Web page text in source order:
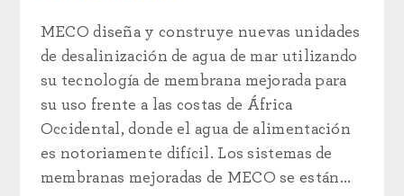
MECO diseña y construye nuevas unidades
de desalinización de agua de mar utilizando
su tecnología de membrana mejorada para
su uso frente a las costas de África
Occidental, donde el agua de alimentación
es notoriamente difícil. Los sistemas de
membranas mejoradas de MECO se están...